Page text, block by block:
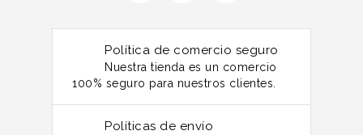
Política de comercio seguro
Nuestra tienda es un comercio
100% seguro para nuestros clientes.
Políticas de envío